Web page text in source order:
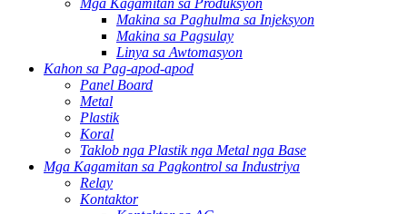
Mga Kagamitan sa Produksyon
Makina sa Paghulma sa Injeksyon
Makina sa Pagsulay
Linya sa Awtomasyon
Kahon sa Pag-apod-apod
Panel Board
Metal
Plastik
Koral
Taklob nga Plastik nga Metal nga Base
Mga Kagamitan sa Pagkontrol sa Industriya
Relay
Kontaktor